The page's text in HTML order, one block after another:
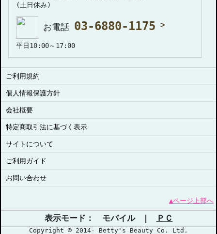
(土日休み)
お電話 03-6880-1175
平日10:00～17:00
ご利用規約
個人情報保護方針
会社概要
特定商取引法に基づく表示
サイトについて
ご利用ガイド
お問い合わせ
▲ページ上部へ
表示モード： モバイル | ＰＣ
Copyright © 2014- Betty's Beauty Co. Ltd.